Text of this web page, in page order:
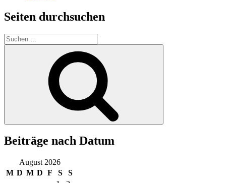
Seiten durchsuchen
Suchen
nach:
Beiträge nach Datum
August 2026
M D M D F S
S